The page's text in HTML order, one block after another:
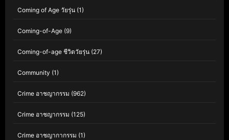
Coming of Age วัยรุ่น (1)
Coming-of-Age (9)
Coming-of-age ชีวิตวัยรุ่น (27)
Community (1)
Crime อาชญากรรม (962)
Crime อาชญากรรม (125)
Crime อาชญากากรรม (1)